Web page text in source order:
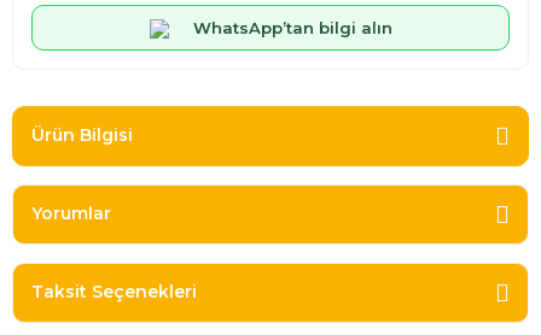
WhatsApp’tan bilgi alın
Ürün Bilgisi
Yorumlar
Taksit Seçenekleri